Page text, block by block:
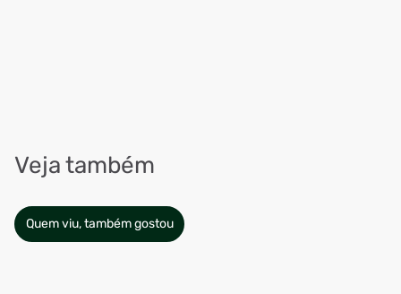
Veja também
Quem viu, também gostou